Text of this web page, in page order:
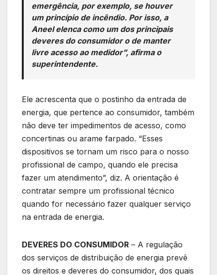
emergência, por exemplo, se houver
um princípio de incêndio. Por isso, a
Aneel elenca como um dos principais
deveres do consumidor o de manter
livre acesso ao medidor”, afirma o
superintendente.
Ele acrescenta que o postinho da entrada de
energia, que pertence ao consumidor, também
não deve ter impedimentos de acesso, como
concertinas ou arame farpado. “Esses
dispositivos se tornam um risco para o nosso
profissional de campo, quando ele precisa
fazer um atendimento”, diz. A orientação é
contratar sempre um profissional técnico
quando for necessário fazer qualquer serviço
na entrada de energia.
DEVERES DO CONSUMIDOR – A regulação
dos serviços de distribuição de energia prevê
os direitos e deveres do consumidor, dos quais